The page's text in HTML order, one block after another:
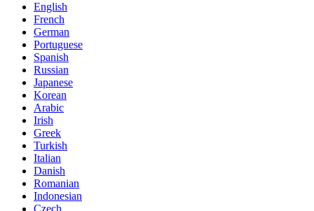
English
French
German
Portuguese
Spanish
Russian
Japanese
Korean
Arabic
Irish
Greek
Turkish
Italian
Danish
Romanian
Indonesian